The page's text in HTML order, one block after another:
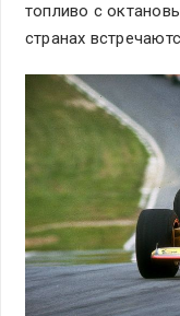
топливо с
странах